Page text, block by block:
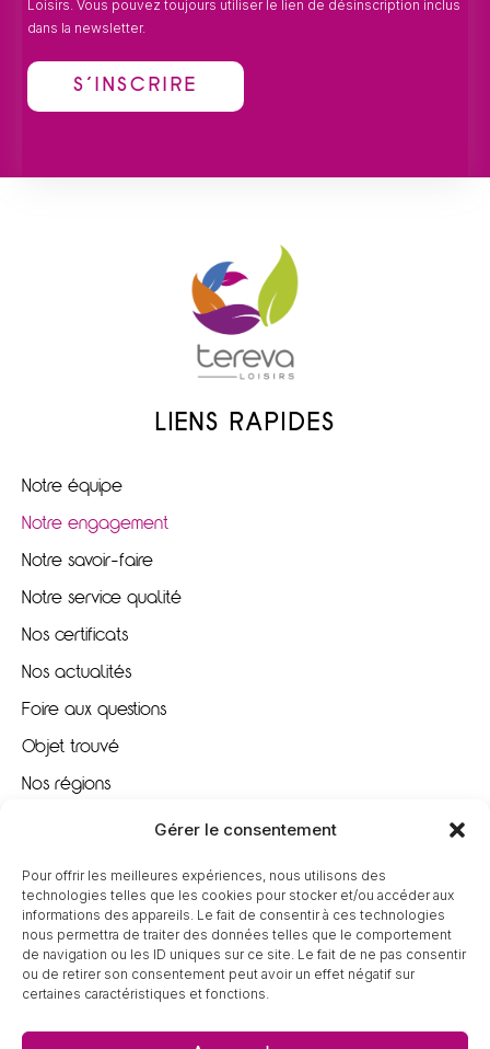
Gérer le consentement
Pour offrir les meilleures expériences, nous utilisons des
technologies telles que les cookies pour stocker et/ou accéder aux
informations des appareils. Le fait de consentir à ces technologies
nous permettra de traiter des données telles que le comportement
de navigation ou les ID uniques sur ce site. Le fait de ne pas consentir
ou de retirer son consentement peut avoir un effet négatif sur
certaines caractéristiques et fonctions.
Loisirs. Vous pouvez toujours utiliser le lien de désinscription inclus
dans la newsletter.
LIENS RAPIDES
Notre équipe
Notre engagement
Notre savoir-faire
Notre service qualité
Nos certificats
Nos actualités
Foire aux questions
Objet trouvé
Nos régions
À VOTRE ÉCOUTE
09 80 80 85 96